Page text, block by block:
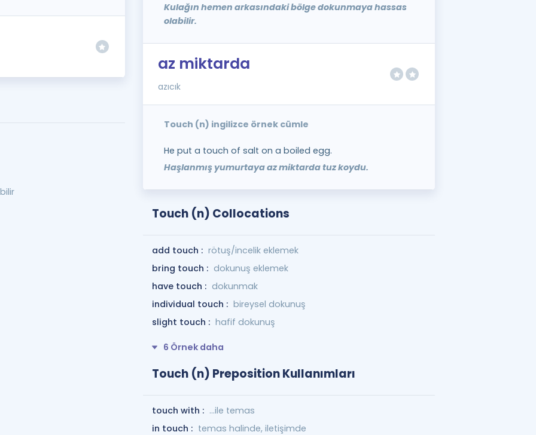
Kulağın hemen arkasındaki bölge dokunmaya hassas
olabilir.
az miktarda
azıcık
Touch (n) ingilizce örnek cümle
He put a touch of salt on a boiled egg.
Haşlanmış yumurtaya az miktarda tuz koydu.
Touch (n) Collocations
add touch : rötuş/incelik eklemek
bring touch : dokunuş eklemek
have touch : dokunmak
individual touch : bireysel dokunuş
slight touch : hafif dokunuş
6 Örnek daha
Touch (n) Preposition Kullanımları
touch with : ...ile temas
in touch : temas halinde, iletişimde